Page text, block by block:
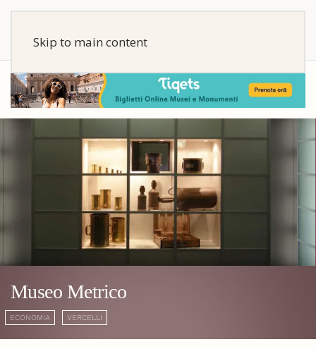
Skip to main content
Museo Metrico
ECONOMIA VERCELLI